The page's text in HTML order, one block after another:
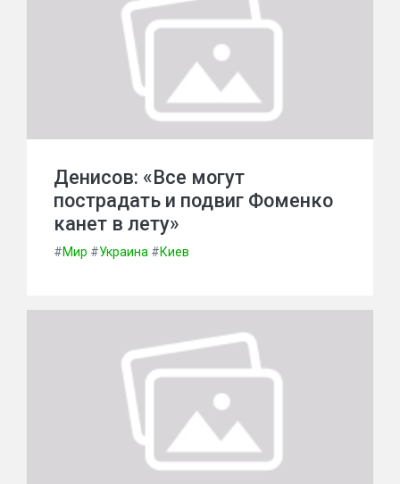
Денисов: «Все могут
пострадать и подвиг Фоменко
канет в лету»
#Мир #Украина #Киев